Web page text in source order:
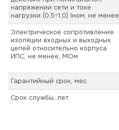
напряжении сети и токе
нагрузки (0,5÷1,0) Iном, не менее
Электрическое сопротивление
изоляции входных и выходных
цепей относительно корпуса
ИПС, не менее, МОм
Гарантийный срок, мес
Срок службы, лет